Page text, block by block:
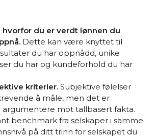
hvorfor du er verdt lønnen du
Dette kan være knyttet til
du har oppnådd, unike
du har og kundeforhold du har
kriterier. Subjektive følelser
å måle, men det er
argumentere mot tallbasert fakta.
benchmark fra selskaper i samme
på ditt trinn for selskapet du